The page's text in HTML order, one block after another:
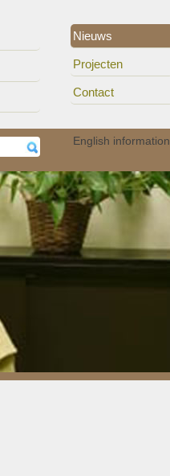
Nieuws
Projecten
Contact
15/11 Auteurs van het UZA ..
English information